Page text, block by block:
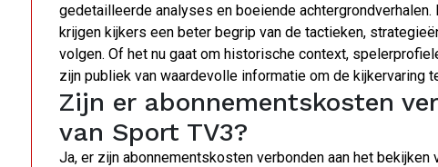
gedetailleerde analyses en boeiende
krijgen kijkers een beter begrip van de tactieken,
volgen. Of het nu gaat om historische context,
zijn publiek van waardevolle informatie om de kijkervaring
Zijn er abonnementskosten
van Sport TV3?
Ja, er zijn abonnementskosten verbonden aan het